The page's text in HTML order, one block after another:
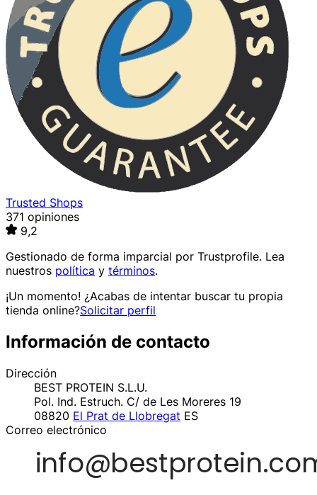
Trusted Shops
371 opiniones
9,2
Gestionado de forma imparcial por Trustprofile. Lea
nuestros política y términos.
¡Un momento! ¿Acabas de intentar buscar tu propia
tienda online?Solicitar perfil
Información de contacto
Dirección
BEST PROTEIN S.L.U.
Pol. Ind. Estruch. C/ de Les Moreres 19
08820 El Prat de Llobregat ES
Correo electrónico